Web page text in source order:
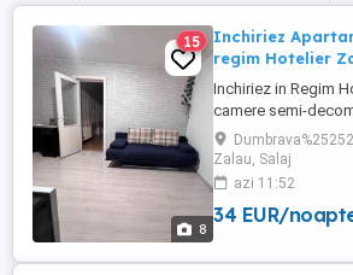
8
15
Inchiriez
regim Hotelier
Inchiriez in Regim
camere semi-
Dumbrava 2 , str
apropiere a
utilitatile, dispune
curate etc)
Zalau, Salaj
azi 11:52
34 EUR/